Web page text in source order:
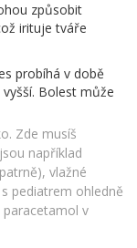
způsobit
irituje tváře
probíhá v době
Bolest může
Zde musíš
například
vlažné
pediatrem ohledně
v